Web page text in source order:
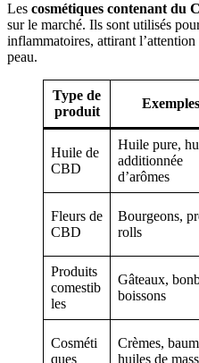
Les cosmétiques contenant du
sur le marché. Ils sont utilisés
inflammatoires, attirant
peau.
Type de
produit
Exemples
Huile de
CBD
Huile pure,
additionnée
d’arômes
Fleurs de
CBD
Bourgeons,
rolls
Produits
comestib
les
Gâteaux,
boissons
Cosméti
ques
Crèmes,
huiles de